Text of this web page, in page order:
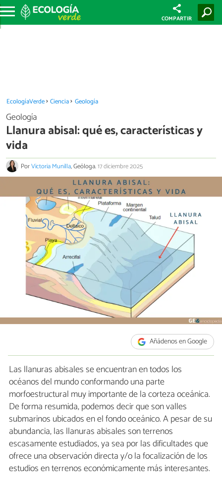
COMPARTIR
EcologíaVerde Ciencia Geología
Geología
Llanura abisal: qué es, características y
vida
PorVictoria Munilla, Geóloga.17 diciembre 2025
Añádenos en Google
Las llanuras abisales se encuentran en todos los
océanos del mundo conformando una parte
morfoestructural muy importante de la corteza oceánica.
De forma resumida, podemos decir que son valles
submarinos ubicados en el fondo oceánico. A pesar de su
abundancia, las llanuras abisales son terrenos
escasamente estudiados, ya sea por las dificultades que
ofrece una observación directa y/o la focalización de los
estudios en terrenos económicamente más interesantes.